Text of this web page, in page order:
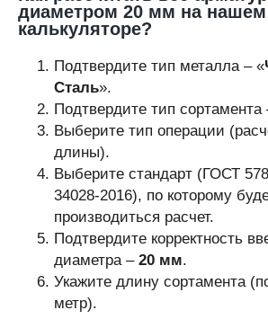
диаметром 20 мм на нашем
калькуляторе?
Подтвердите тип металла – «
Сталь».
Подтвердите тип сортамента
Выберите тип операции
длины).
Выберите стандарт (ГОСТ
34028-2016), по которому
производиться расчет.
Подтвердите корректность
диаметра –20 мм.
Укажите длину сортамента
метр).